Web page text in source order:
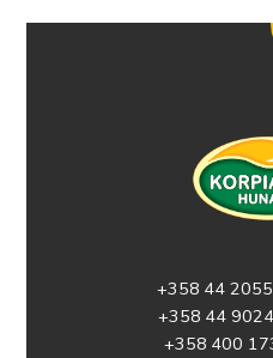
+358 44
+358 44
+358 400